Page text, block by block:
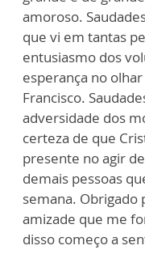
amoroso.
que vi em tantas
entusiasmo dos
esperança no
Francisco.
adversidade dos
certeza de que
presente no agir
demais pessoas
semana. Obrigado
amizade que me
disso começo a